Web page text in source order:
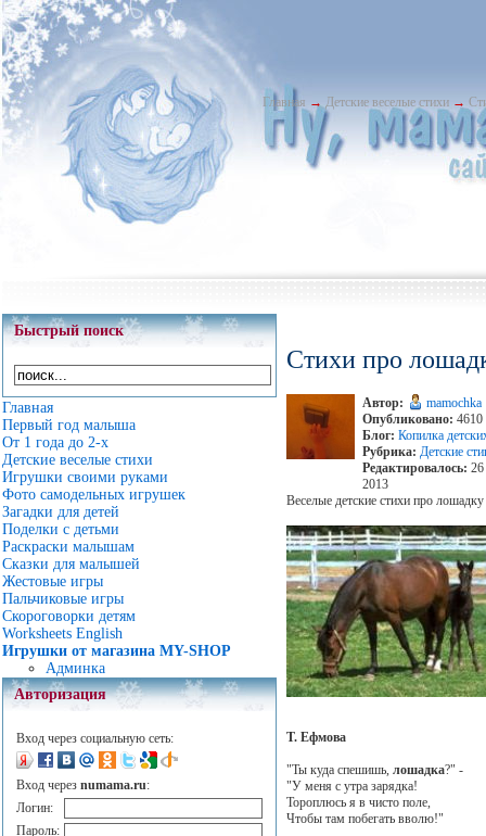
Главная → Детские веселые стихи →
Быстрый поиск
Главная
Первый год малыша
От 1 года до 2-х
Детские веселые стихи
Игрушки своими руками
Фото самодельных игрушек
Загадки для детей
Поделки с детьми
Раскраски малышам
Сказки для малышей
Жестовые игры
Пальчиковые игры
Скороговорки детям
Worksheets English
Игрушки от магазина MY-SHOP
Админка
Авторизация
Вход через социальную сеть:
Вход через numama.ru:
Логин:
Пароль:
Стихи про
Автор:
mamochka
Опубликовано: 4610
Блог: Копилка
Рубрика: Детские
Редактировалось:
2013
Веселые детские стихи про
Т. Ефмова
"Ты куда спешишь, лошадка?" -
"У меня с утра зарядка!
Тороплюсь я в чисто поле,
Чтобы там побегать вволю!"